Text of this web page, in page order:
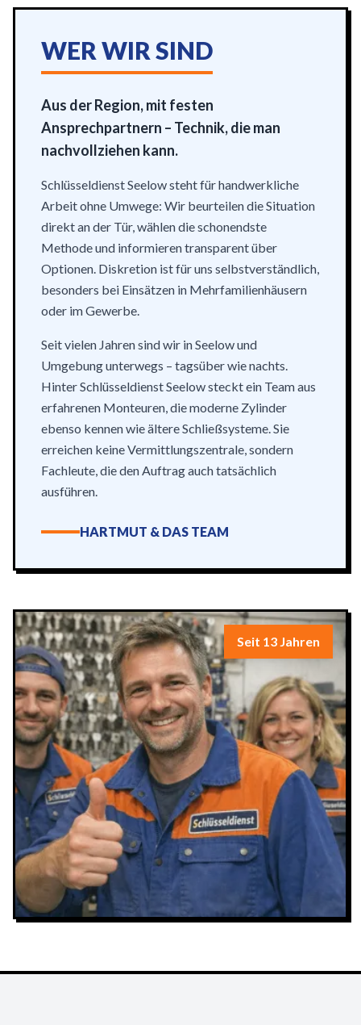
WER WIR SIND
Aus der Region, mit festen
Ansprechpartnern – Technik, die man
nachvollziehen kann.
Schlüsseldienst Seelow steht für handwerkliche
Arbeit ohne Umwege: Wir beurteilen die Situation
direkt an der Tür, wählen die schonendste
Methode und informieren transparent über
Optionen. Diskretion ist für uns selbstverständlich,
besonders bei Einsätzen in Mehrfamilienhäusern
oder im Gewerbe.
Seit vielen Jahren sind wir in Seelow und
Umgebung unterwegs – tagsüber wie nachts.
Hinter Schlüsseldienst Seelow steckt ein Team aus
erfahrenen Monteuren, die moderne Zylinder
ebenso kennen wie ältere Schließsysteme. Sie
erreichen keine Vermittlungszentrale, sondern
Fachleute, die den Auftrag auch tatsächlich
ausführen.
HARTMUT & DAS TEAM
Seit 13 Jahren